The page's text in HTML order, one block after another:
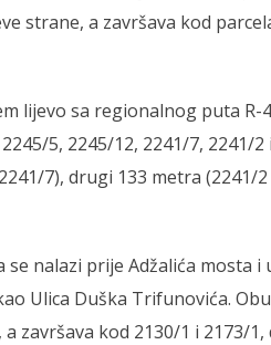
strane, a završava kod
lijevo sa regionalnog puta R-
5, 2245/12, 2241/7, 2241/
7), drugi 133 metra (2241/
nalazi prije Adžalića mosta i
Ulica Duška Trifunovića.
završava kod 2130/1 i 2173/